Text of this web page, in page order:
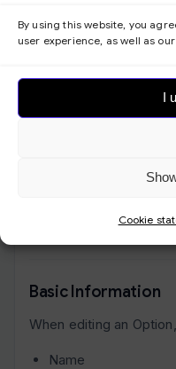
By using this website, you
user experience, as well as
I
Cookie
feilmelding:
{ error_msg :
It is therefore
give employees the
Create an
Basic Information
When editing an
Name